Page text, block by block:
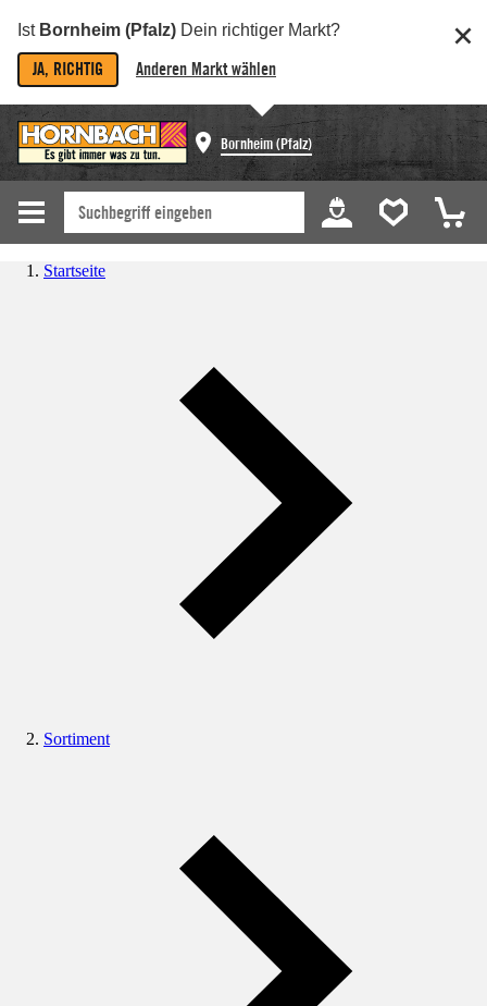
Ist Bornheim (Pfalz) Dein richtiger Markt?
JA, RICHTIG Anderen Markt wählen
Bornheim (Pfalz)
Startseite
Sortiment